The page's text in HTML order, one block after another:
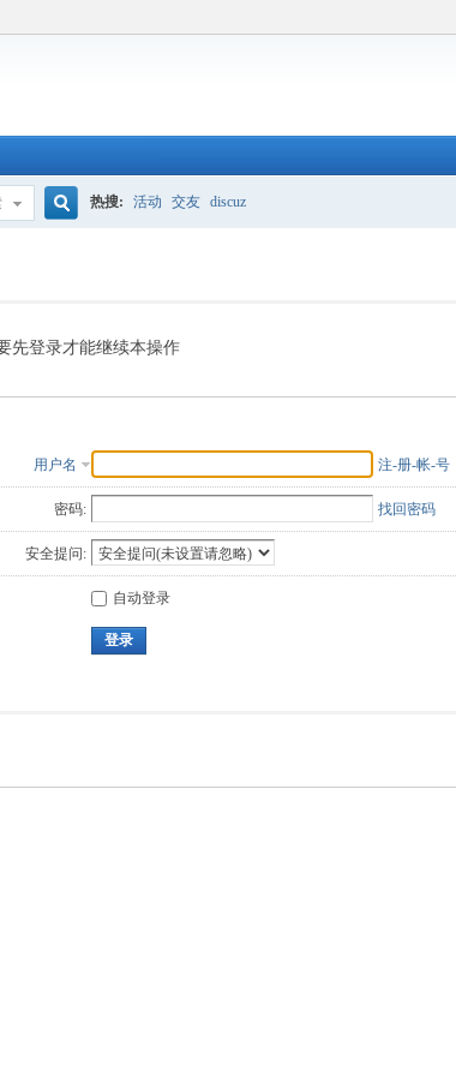
索
热搜: 活动 交友 discuz
先登录才能继续本操作
用户名 注-册-帐-号
密码: 找回密码
安全提问:
自动登录
登录